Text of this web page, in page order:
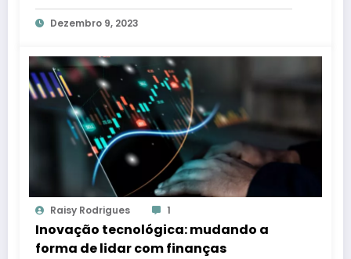
Dezembro 9, 2023
Raisy Rodrigues 1
Inovação tecnológica: mudando a
forma de lidar com finanças